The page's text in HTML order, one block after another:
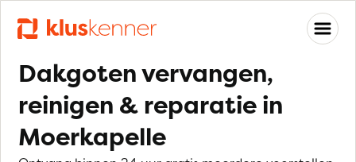
Dakgoten vervangen,
reinigen & reparatie in
Moerkapelle